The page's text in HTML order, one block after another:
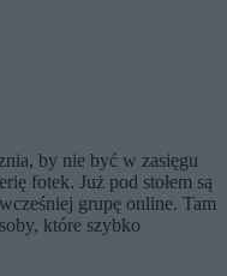
by nie być w zasięgu
fotek. Już pod stołem są
grupę online. Tam
które szybko